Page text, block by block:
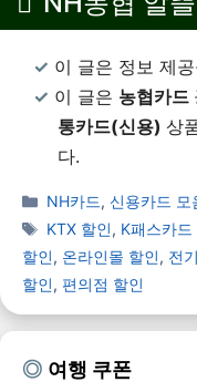
이 글은 정보 제
이 글은 농협카드
통카드(신용) 상
다.
NH카드, 신용카드 모
KTX 할인, K패스카
할인, 온라인몰 할인, 전
할인, 편의점 할인
여행 쿠폰